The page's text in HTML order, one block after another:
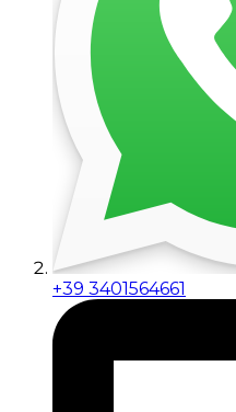
+39 3401564661